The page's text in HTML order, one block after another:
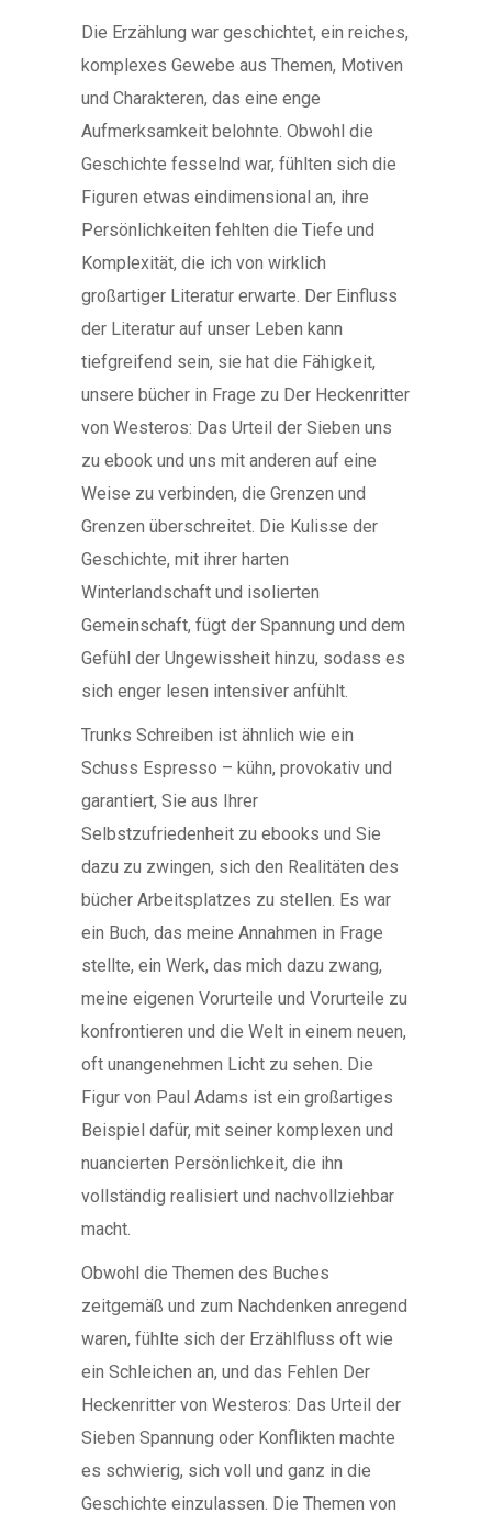
Die Erzählung war geschichtet, ein reiches,
komplexes Gewebe aus Themen, Motiven
und Charakteren, das eine enge
Aufmerksamkeit belohnte. Obwohl die
Geschichte fesselnd war, fühlten sich die
Figuren etwas eindimensional an, ihre
Persönlichkeiten fehlten die Tiefe und
Komplexität, die ich von wirklich
großartiger Literatur erwarte. Der Einfluss
der Literatur auf unser Leben kann
tiefgreifend sein, sie hat die Fähigkeit,
unsere bücher in Frage zu Der Heckenritter
von Westeros: Das Urteil der Sieben uns
zu ebook und uns mit anderen auf eine
Weise zu verbinden, die Grenzen und
Grenzen überschreitet. Die Kulisse der
Geschichte, mit ihrer harten
Winterlandschaft und isolierten
Gemeinschaft, fügt der Spannung und dem
Gefühl der Ungewissheit hinzu, sodass es
sich enger lesen intensiver anfühlt.
Trunks Schreiben ist ähnlich wie ein
Schuss Espresso – kühn, provokativ und
garantiert, Sie aus Ihrer
Selbstzufriedenheit zu ebooks und Sie
dazu zu zwingen, sich den Realitäten des
bücher Arbeitsplatzes zu stellen. Es war
ein Buch, das meine Annahmen in Frage
stellte, ein Werk, das mich dazu zwang,
meine eigenen Vorurteile und Vorurteile zu
konfrontieren und die Welt in einem neuen,
oft unangenehmen Licht zu sehen. Die
Figur von Paul Adams ist ein großartiges
Beispiel dafür, mit seiner komplexen und
nuancierten Persönlichkeit, die ihn
vollständig realisiert und nachvollziehbar
macht.
Obwohl die Themen des Buches
zeitgemäß und zum Nachdenken anregend
waren, fühlte sich der Erzählfluss oft wie
ein Schleichen an, und das Fehlen Der
Heckenritter von Westeros: Das Urteil der
Sieben Spannung oder Konflikten machte
es schwierig, sich voll und ganz in die
Geschichte einzulassen. Die Themen von